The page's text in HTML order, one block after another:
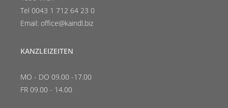
Tel 0043 1 712 64 23 0
Email: office@kaindl.biz
KANZLEIZEITEN
MO - DO 09.00 -17.00
FR 09.00 - 14.00